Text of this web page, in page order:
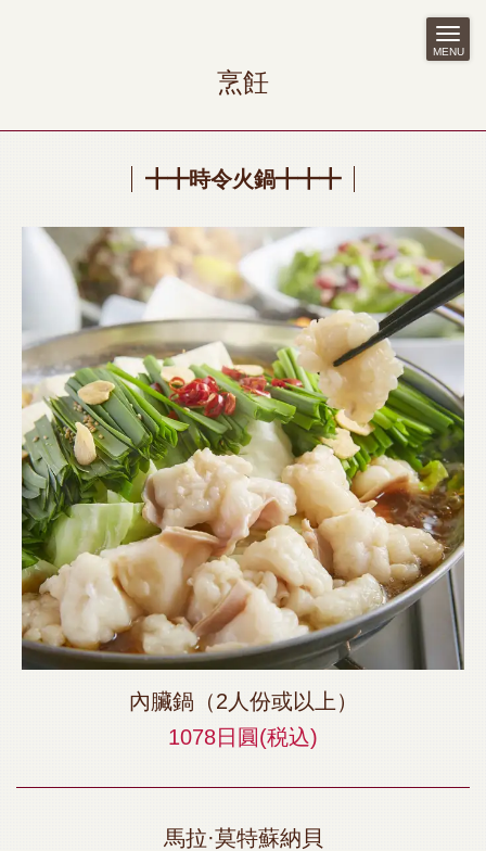
MENU
烹飪
╋╋時令火鍋╋╋╋
內臟鍋（2人份或以上）
1078日圓(税込)
馬拉·莫特蘇納貝